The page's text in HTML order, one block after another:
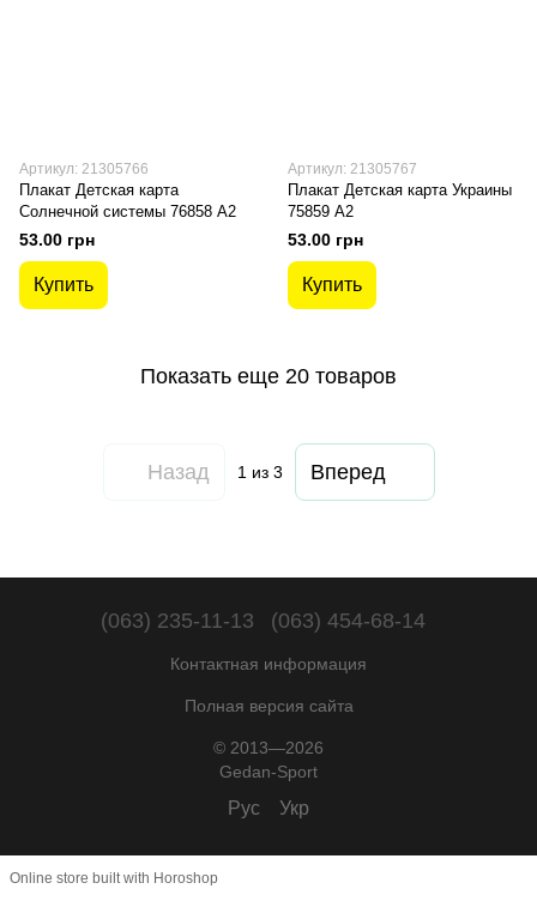
Артикул: 21305766
Плакат Детская карта
Солнечной системы 76858 А2
53.00 грн
Купить
Артикул: 21305767
Плакат Детская карта Украины
75859 А2
53.00 грн
Купить
Показать еще 20 товаров
Назад 1 из 3 Вперед
(063) 235-11-13 (063) 454-68-14
Контактная информация
Полная версия сайта
© 2013—2026
Gedan-Sport
Рус Укр
Online store built with Horoshop